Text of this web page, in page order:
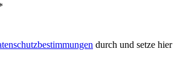
durch und setze hier